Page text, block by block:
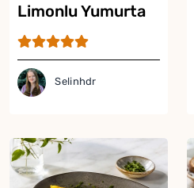
Limonlu Yumurta
Tarifi
Selinhdr